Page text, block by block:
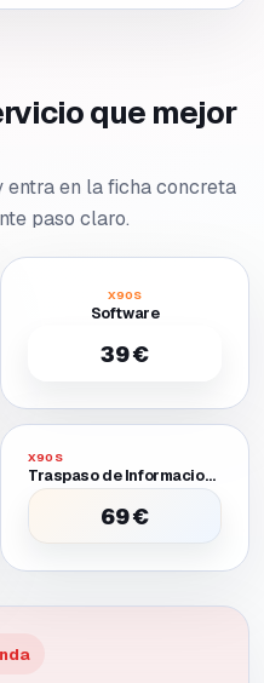
que mejor
entra en la ficha concreta
paso claro.
X90S
Software
39 €
X90S
Traspaso de Informacion Entre Dos Moviles Uno Requiere Batería O Pantalla Provisional para Encender
69 €